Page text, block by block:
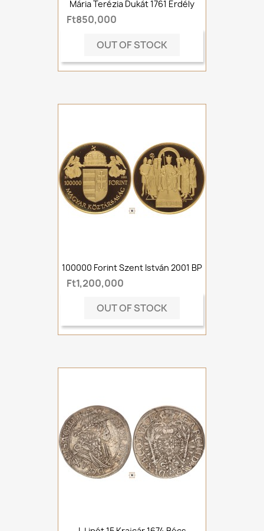
Mária Terézia Dukát 1761 Erdély
Ft850,000
OUT OF STOCK
100000 Forint Szent István 2001 BP
Ft1,200,000
OUT OF STOCK